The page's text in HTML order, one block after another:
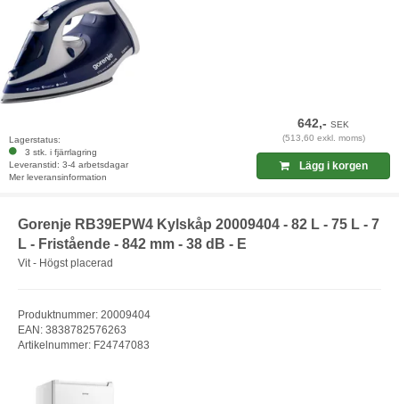
Lagerstatus:
3 stk. i fjärrlagring
Leveranstid: 3-4 arbetsdagar
Mer leveransinformation
642,-SEK
(513,60 exkl. moms)
Lägg i korgen
Gorenje RB39EPW4 Kylskåp 20009404 - 82 L - 75 L - 7
L - Fristående - 842 mm - 38 dB - E
Vit - Högst placerad
Produktnummer: 20009404
EAN: 3838782576263
Artikelnummer: F24747083